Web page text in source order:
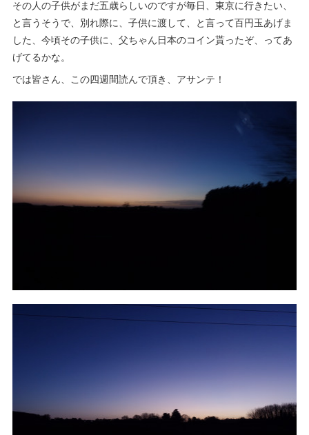
その人の子供がまだ五歳らしいのですが毎日、東京に行きたい、
と言うそうで、別れ際に、子供に渡して、と言って百円玉あげま
した、今頃その子供に、父ちゃん日本のコイン貰ったぞ、ってあ
げてるかな。
では皆さん、この四週間読んで頂き、アサンテ！